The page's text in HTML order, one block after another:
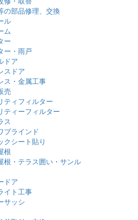
の部品修理、交換
ル
ム
ー
ー・雨戸
ドア
スドア
ス・金属工事
売
ティフィルター
ティーフィルター
ス
ブラインド
クシート貼り
根
根・テラス囲い・サンル
ドア
イト工事
サッシ